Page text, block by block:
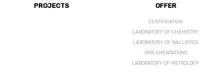
PROJECTS OFFER
CERTIFICATION
LABORATORY OF CHEMISTRY
LABORATORY OF BALLISTICS
IMPLEMENTATIONS
LABORATORY OF METROLOGY